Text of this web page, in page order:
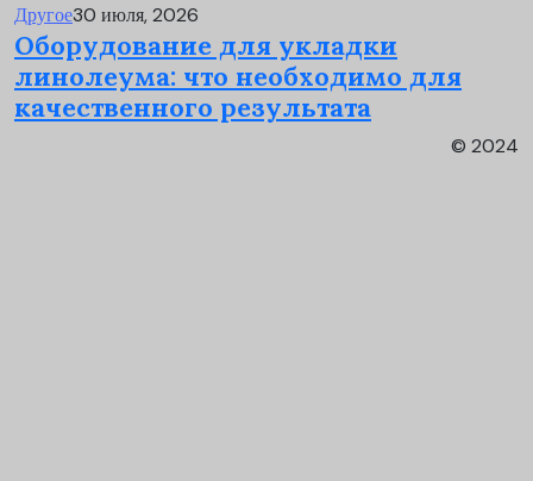
Другое30 июля, 2026
Оборудование для укладки
линолеума: что необходимо для
качественного результата
© 2024